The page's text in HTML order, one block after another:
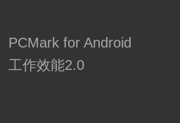
PCMark for Android
工作效能2.0